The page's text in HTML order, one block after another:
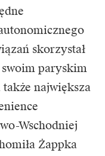
skorzystał
paryskim
największa
Wschodniej
Żappka